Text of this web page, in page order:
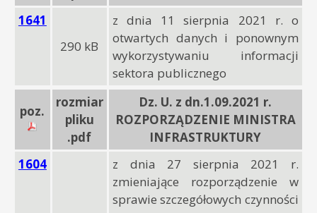
1641
290 kB
z dnia 11 sierpnia 2021 r. o
otwartych danych i ponownym
wykorzystywaniu informacji
sektora publicznego
poz.
rozmiar
pliku
.pdf
Dz. U. z dn.1.09.2021 r.
ROZPORZĄDZENIE MINISTRA
INFRASTRUKTURY
1604
z dnia 27 sierpnia 2021 r.
zmieniające rozporządzenie w
sprawie szczegółowych czynności